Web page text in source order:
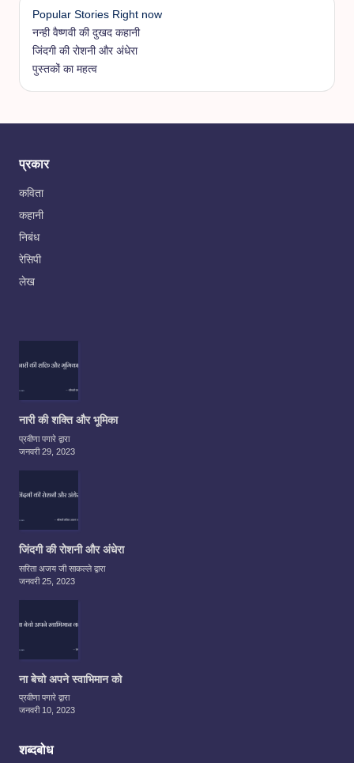
Popular Stories Right now
नन्ही वैष्णवी की दुखद कहानी
जिंदगी की रोशनी और अंधेरा
पुस्तकों का महत्व
प्रकार
कविता
कहानी
निबंध
रेसिपी
लेख
नारी की शक्ति और भूमिका
प्रवीणा पगारे द्वारा
जनवरी 29, 2023
जिंदगी की रोशनी और अंधेरा
सरिता अजय जी साकल्ले द्वारा
जनवरी 25, 2023
ना बेचो अपने स्वाभिमान को
प्रवीणा पगारे द्वारा
जनवरी 10, 2023
शब्दबोध